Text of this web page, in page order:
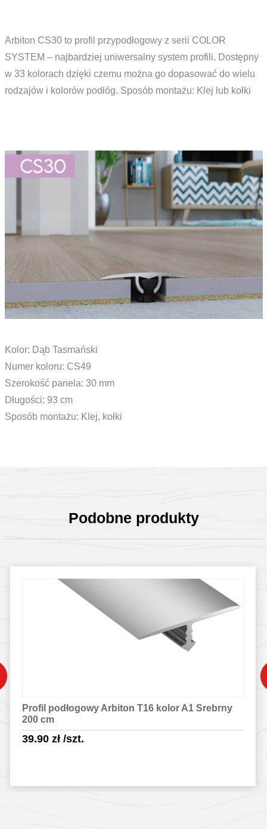
Arbiton CS30 to profil przypodłogowy z serii COLOR
SYSTEM – najbardziej uniwersalny system profili. Dostępny
w 33 kolorach dzięki czemu można go dopasować do wielu
rodzajów i kolorów podłóg. Sposób montażu: Klej lub kołki
Kolor: Dąb Tasmański
Numer koloru: CS49
Szerokość panela: 30 mm
Długości: 93 cm
Sposób montażu: Klej, kołki
Podobne produkty
Profil podłogowy Arbiton T16 kolor A1 Srebrny
200 cm
39.90 zł/szt.